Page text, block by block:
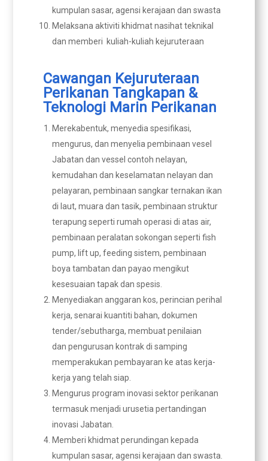
kumpulan sasar, agensi kerajaan dan swasta
Melaksana aktiviti khidmat nasihat teknikal
dan memberi kuliah-kuliah kejuruteraan
Cawangan Kejuruteraan
Perikanan Tangkapan &
Teknologi Marin Perikanan
Merekabentuk, menyedia spesifikasi,
mengurus, dan menyelia pembinaan vesel
Jabatan dan vessel contoh nelayan,
kemudahan dan keselamatan nelayan dan
pelayaran, pembinaan sangkar ternakan ikan
di laut, muara dan tasik, pembinaan struktur
terapung seperti rumah operasi di atas air,
pembinaan peralatan sokongan seperti fish
pump, lift up, feeding sistem, pembinaan
boya tambatan dan payao mengikut
kesesuaian tapak dan spesis.
Menyediakan anggaran kos, perincian perihal
kerja, senarai kuantiti bahan, dokumen
tender/sebutharga, membuat penilaian
dan pengurusan kontrak di samping
memperakukan pembayaran ke atas kerja-
kerja yang telah siap.
Mengurus program inovasi sektor perikanan
termasuk menjadi urusetia pertandingan
inovasi Jabatan.
Memberi khidmat perundingan kepada
kumpulan sasar, agensi kerajaan dan swasta.